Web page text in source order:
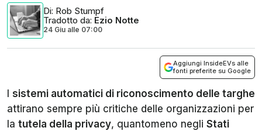
Di: Rob Stumpf
Tradotto da: Ezio Notte
24 Giu alle 07:00
Aggiungi InsideEVs alle
fonti preferite su Google
sistemi automatici di riconoscimento delle targhe
attirano sempre più critiche delle organizzazioni per
la tutela della privacy, quantomeno negli Stati